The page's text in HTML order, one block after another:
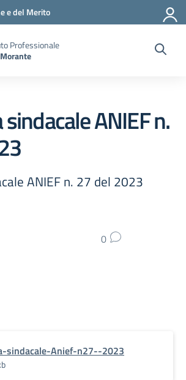
e del Merito
Professionale
ANIEF n.
ANIEF n. 27 del 2023
0
sindacale-Anief-n27--2023